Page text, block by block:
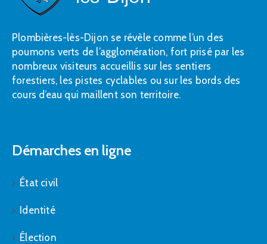
Plombières-lès-Dijon se révèle comme l’un des
poumons verts de l’agglomération, fort prisé par les
nombreux visiteurs accueillis sur les sentiers
forestiers, les pistes cyclables ou sur les bords des
cours d’eau qui maillent son territoire.
Démarches en ligne
État civil
Identité
Élection